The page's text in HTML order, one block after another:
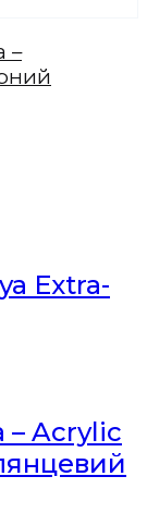
–
Extra-
– Acrylic